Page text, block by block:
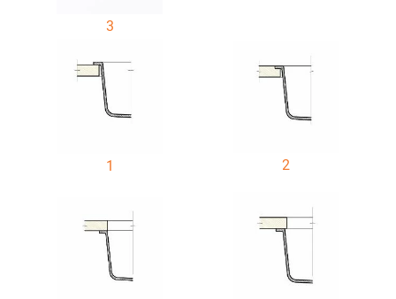
3
1 2